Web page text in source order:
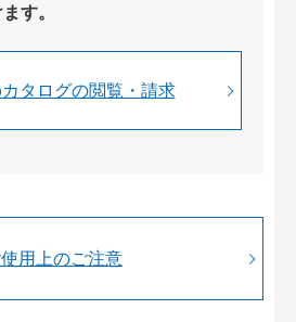
す。
タログの閲覧・請求
用上のご注意